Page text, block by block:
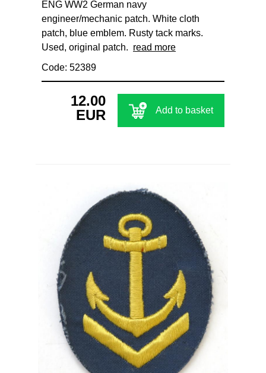
ENG WW2 German navy
engineer/mechanic patch. White cloth
patch, blue emblem. Rusty tack marks.
Used, original patch. read more
Code: 52389
12.00
EUR
Add to basket